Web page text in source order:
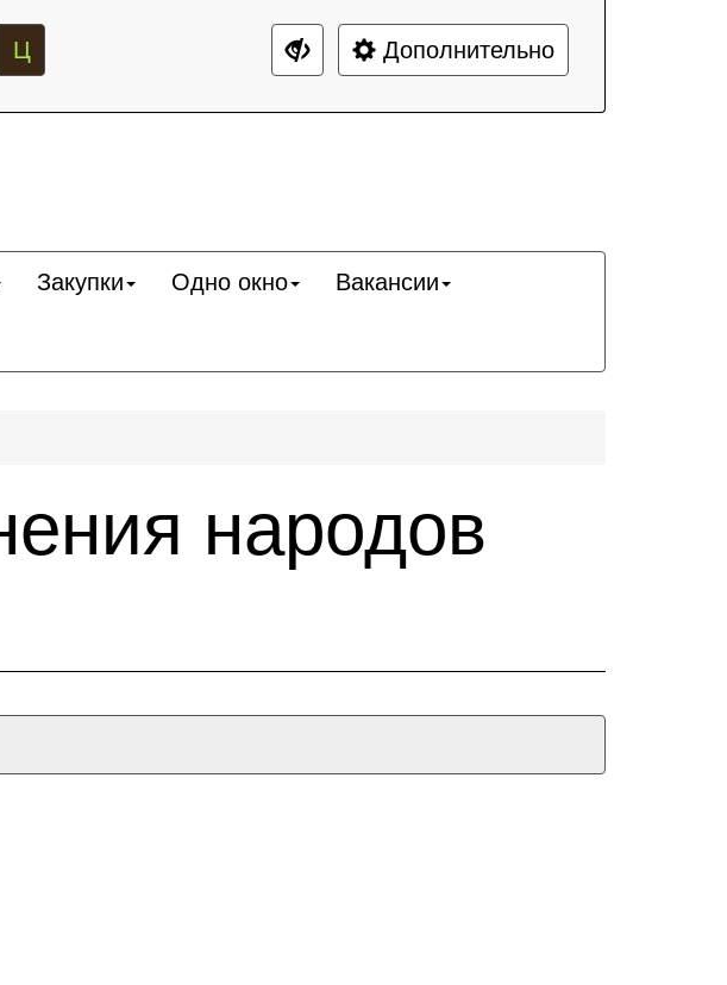
Ц Дополнительно
Закупки Одно окно Вакансии
народов